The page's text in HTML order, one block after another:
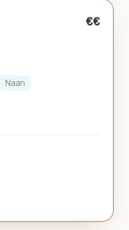
€€
Naan